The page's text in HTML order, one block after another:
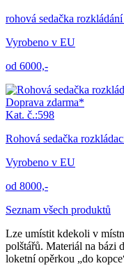
rohová sedačka
Vyrobeno v EU
od 6000,-
Doprava zdarma*
Kat. č.:598
Rohová sedačka
Vyrobeno v EU
od 8000,-
Seznam všech produktů
Lze umístit kdekoli v
polštářů. Materiál na bázi
loketní opěrkou „do